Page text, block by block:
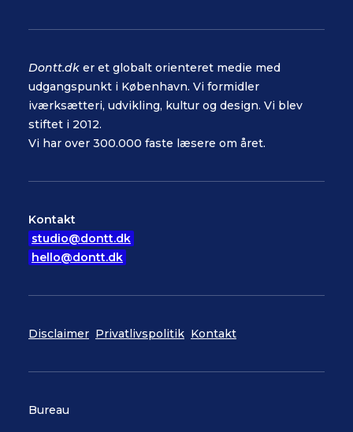
Dontt.dk er et globalt orienteret medie med
udgangspunkt i København. Vi formidler
iværksætteri, udvikling, kultur og design. Vi blev
stiftet i 2012.
Vi har over 300.000 faste læsere om året.
Kontakt
studio@dontt.dk
hello@dontt.dk
Disclaimer Privatlivspolitik Kontakt
Bureau